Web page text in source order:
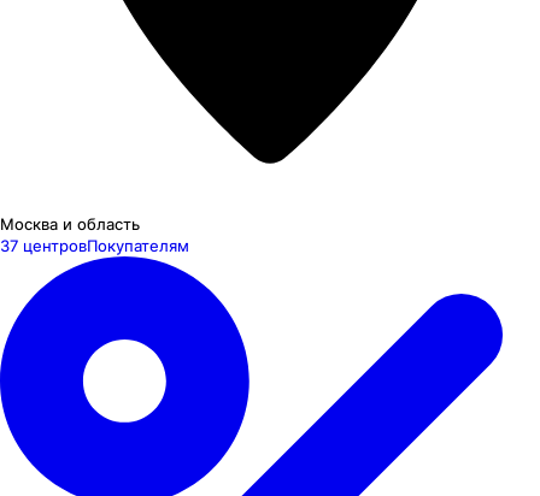
Москва и область
37 центровПокупателям